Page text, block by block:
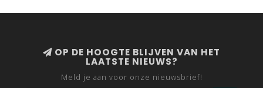
OP DE HOOGTE BLIJVEN VAN HET
LAATSTE NIEUWS?
Meld je aan voor onze nieuwsbrief!